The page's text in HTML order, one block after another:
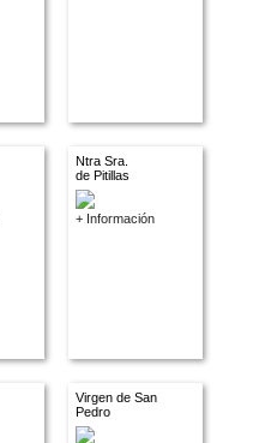
Ntra Sra.
de Pitillas
+ Información
Virgen de San
Pedro